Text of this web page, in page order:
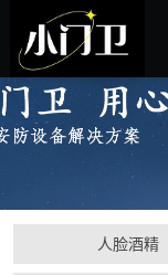
人脸酒精